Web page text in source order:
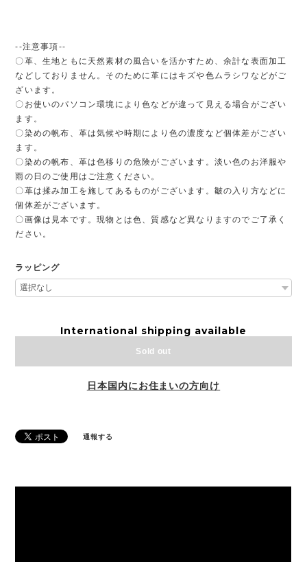
--注意事項--
〇革、生地ともに天然素材の風合いを活かすため、余計な表面加工
などしておりません。そのために革にはキズや色ムラシワなどがご
ざいます。
〇お使いのパソコン環境により色などが違って見える場合がござい
ます。
〇染めの帆布、革は気候や時期により色の濃度など個体差がござい
ます。
〇染めの帆布、革は色移りの危険がございます。淡い色のお洋服や
雨の日のご使用はご注意ください。
〇革は揉み加工を施してあるものがございます。皺の入り方などに
個体差がございます。
〇画像は見本です。現物とは色、質感など異なりますのでご了承く
ださい。
ラッピング
International shipping available
Sold out
日本国内にお住まいの方向け
通報する